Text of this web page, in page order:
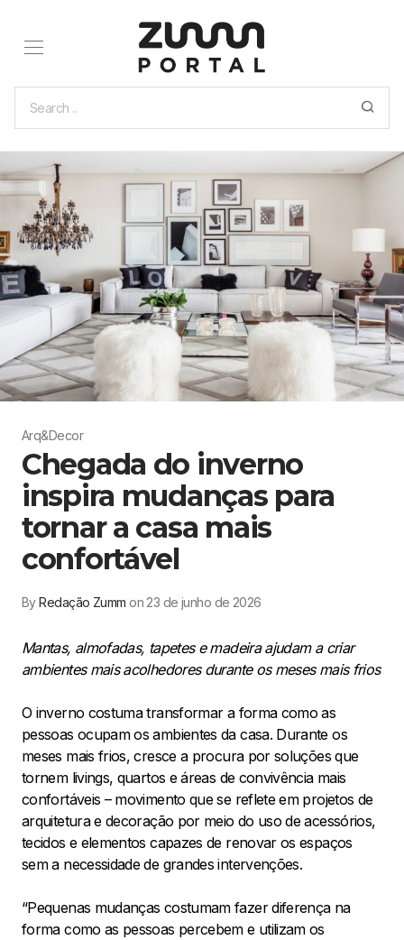
Arq&Decor
Chegada do inverno
inspira mudanças para
tornar a casa mais
confortável
ByRedação Zumm on 23 de junho de 2026
Mantas, almofadas, tapetes e madeira ajudam a criar
ambientes mais acolhedores durante os meses mais frios
O inverno costuma transformar a forma como as
pessoas ocupam os ambientes da casa. Durante os
meses mais frios, cresce a procura por soluções que
tornem livings, quartos e áreas de convivência mais
confortáveis – movimento que se reflete em projetos de
arquitetura e decoração por meio do uso de acessórios,
tecidos e elementos capazes de renovar os espaços
sem a necessidade de grandes intervenções.
“Pequenas mudanças costumam fazer diferença na
forma como as pessoas percebem e utilizam os